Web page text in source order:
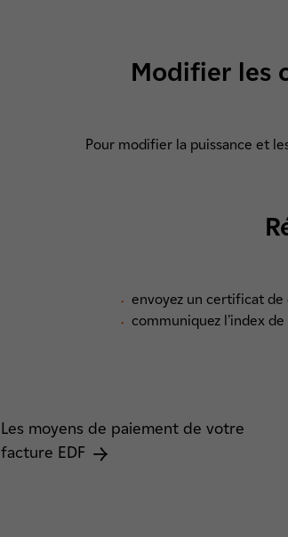
Modifier les
Pour modifier la puissance et
envoyez un certificat de
communiquez l’index
Les moyens de paiement de votre
facture EDF